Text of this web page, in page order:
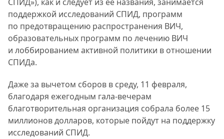
СПИД»), как и следует из её названия, занимается
поддержкой исследований СПИД, программ
по предотвращению распространения ВИЧ,
образовательных программ по лечению ВИЧ
и лоббированием активной политики в отношении
СПИДа.
Даже за вычетом сборов в среду, 11 февраля,
благодаря ежегодным гала-вечерам
благотворительная организация собрала более 15
миллионов долларов, которые пойдут на поддержку
исследований СПИД.